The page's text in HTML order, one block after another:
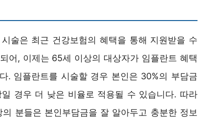
술은 최근 건강보험의 혜택을 통해 지원받을 수
어, 이제는 65세 이상의 대상자가 임플란트 혜택
. 임플란트를 시술할 경우 본인은 30%의 부담금
경우 더 낮은 비율로 적용될 수 있습니다. 따라
분들은 본인부담금을 잘 알아두고 충분한 정보